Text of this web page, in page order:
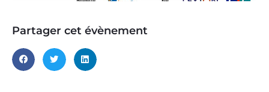
Partager cet évènement